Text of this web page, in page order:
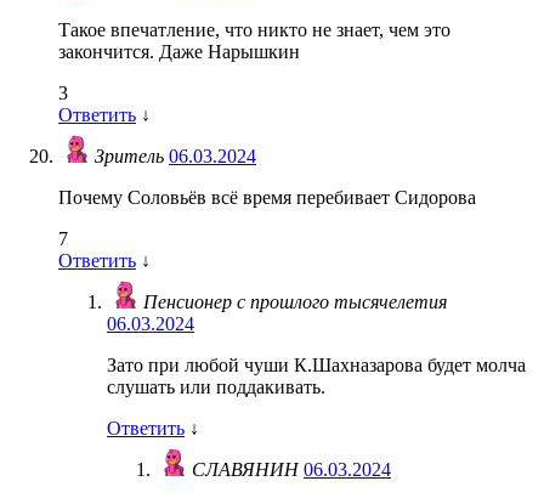
Такое впечатление, что никто не знает, чем это
закончится. Даже Нарышкин
3
Ответить ↓
Зритель 06.03.2024
Почему Соловьёв всё время перебивает Сидорова
7
Ответить ↓
Пенсионер с прошлого тысячелетия
06.03.2024
Зато при любой чуши К.Шахназарова будет молча
слушать или поддакивать.
Ответить ↓
СЛАВЯНИН06.03.2024